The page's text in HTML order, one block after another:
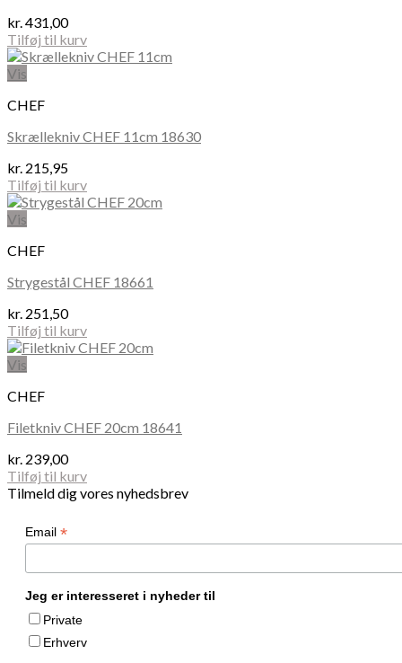
kr.431,00
Tilføj til kurv
Vis
CHEF
Skrællekniv CHEF 11cm 18630
kr. 215,95
Tilføj til kurv
Vis
CHEF
Strygestål CHEF 18661
kr. 251,50
Tilføj til kurv
Vis
CHEF
Filetkniv CHEF 20cm 18641
kr. 239,00
Tilføj til kurv
Tilmeld dig vores nyhedsbrev
Email *
Jeg er interesseret i nyheder til
Private
Erhverv